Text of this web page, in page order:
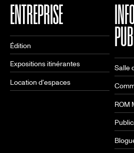
ENTREPRISE
Édition
Expositions itinérantes
Location d'espaces
Salle
ROM